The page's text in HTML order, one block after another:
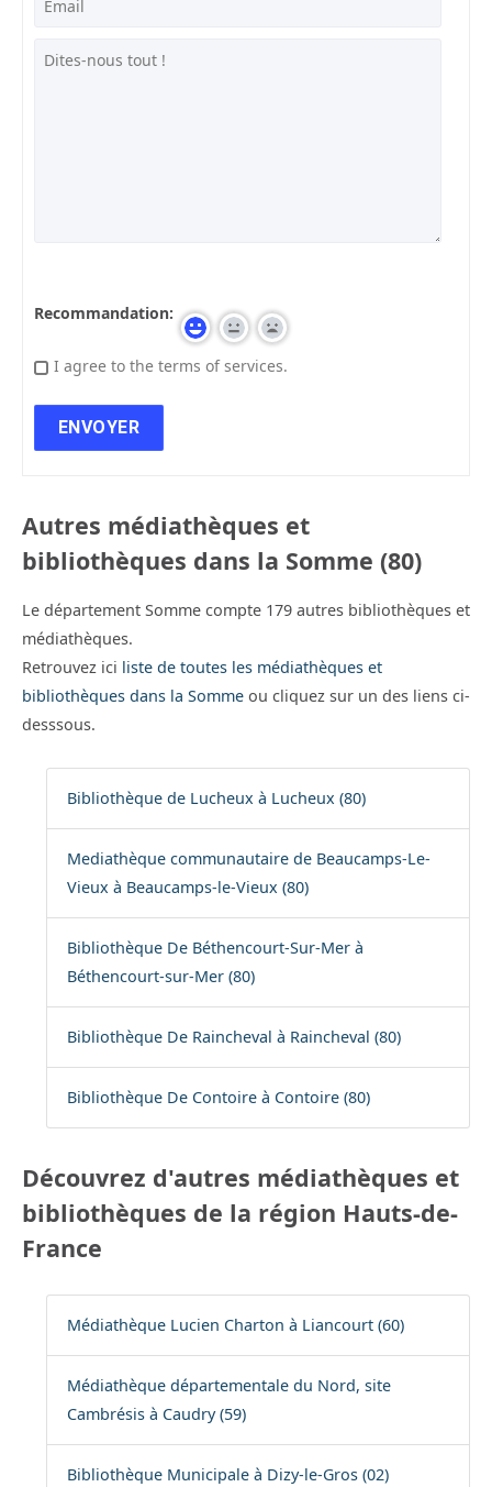
Recommandation:
I agree to the terms of services.
Autres médiathèques et
bibliothèques dans la Somme (80)
Le département Somme compte 179 autres bibliothèques et
médiathèques.
Retrouvez ici liste de toutes les médiathèques et
bibliothèques dans la Somme ou cliquez sur un des liens ci-
desssous.
Bibliothèque de Lucheux à Lucheux (80)
Mediathèque communautaire de Beaucamps-Le-
Vieux à Beaucamps-le-Vieux (80)
Bibliothèque De Béthencourt-Sur-Mer à
Béthencourt-sur-Mer (80)
Bibliothèque De Raincheval à Raincheval (80)
Bibliothèque De Contoire à Contoire (80)
Découvrez d'autres médiathèques et
bibliothèques de la région Hauts-de-
France
Médiathèque Lucien Charton à Liancourt (60)
Médiathèque départementale du Nord, site
Cambrésis à Caudry (59)
Bibliothèque Municipale à Dizy-le-Gros (02)